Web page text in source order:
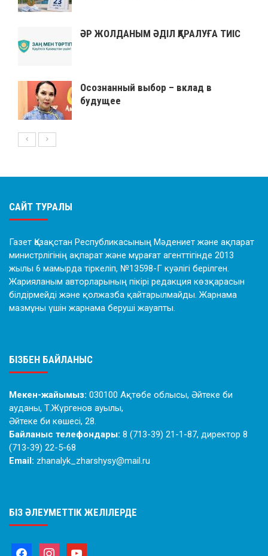
ӘР ЖОЛДАНЫМ ӘДІЛ ҚАРАЛУҒА ТИІС
Осознанный выбор – вклад в
будущее
САЙТ ТУРАЛЫ
Газет Қазақстан Республикасының Мәдениет және ақпарат
министрлігінің ақпарат және мұрағат агенттігінде 2013
жылы 6 мамырда тіркеліп, №13598-Г куәлігі берілген.
Жарияланым авторларының пікірі редакция көзқарасын
білдірмейді және қолжазба қайтарылмайды. Жарнама
мазмұны үшін жарнама беруші жауапты.
БІЗБЕН БАЙЛАНЫС
Мекен-жайымыз: 030100 Ақтөбе облысы, Әйтеке би
ауданы, Т.Жүргенов ауылы,
Әйтеке би көшесі, 28.
Байланыс телефондары: 8 (713-39) 21-1-87, директор 8
(713-39) 22-5-68
Email: zhanalyk_zharshysy@mail.ru
БІЗ ӘЛЕУМЕТТІК ЖЕЛІЛЕРДЕ